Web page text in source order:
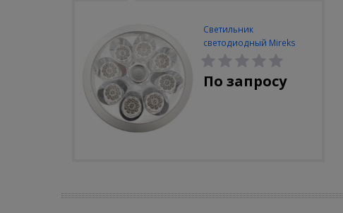
Светильник
светодиодный Mireks
С-310-80-S (5W/4000-
5000K/500lm/датчик
движения)
По запросу